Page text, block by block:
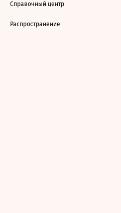
Справочный центр
Распространение